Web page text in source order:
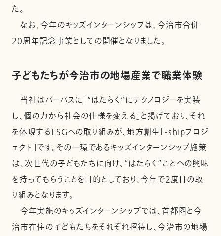
た。
なお、今年のキッズインターンシップは、今治市合併
20周年記念事業としての開催となりました。
子どもたちが今治市の地場産業で職業体験
当社はパーパスに「“はたらく”にテクノロジーを実装
し、個の力から社会の仕様を変える」と掲げており、それ
を体現するESGへの取り組みが、地方創生「-shipプロジ
ェクト」です。その一環であるキッズインターンシップ施策
は、次世代の子どもたちに向け、“はたらく”ことへの興味
を持ってもらうことを目的としており、今年で2度目の取
り組みとなります。
今年実施のキッズインターンシップでは、首都圏と今
治市在住の子どもたちをそれぞれ招待し、今治市の地場